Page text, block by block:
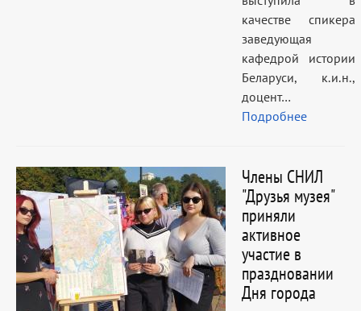
качестве спикера
заведующая
кафедрой истории
Беларуси, к.и.н.,
доцент…
Подробнее
Члены СНИЛ
"Друзья музея"
приняли
активное
участие в
праздновании
Дня города